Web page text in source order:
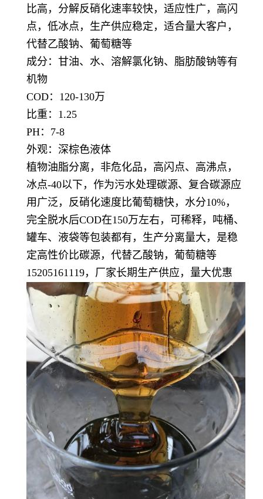
比高，分解反硝化速率较快，适应性广，高闪
点，低冰点，生产供应稳定，适合量大客户，
代替乙酸钠、葡萄糖等
成分：甘油、水、溶解氯化钠、脂肪酸钠等有
机物
COD：120-130万
比重：1.25
PH：7-8
外观：深棕色液体
植物油脂分离，非危化品，高闪点、高沸点，
冰点-40以下，作为污水处理碳源、复合碳源应
用广泛，反硝化速度比葡萄糖快，水分10%，
完全脱水后COD在150万左右，可稀释，吨桶、
罐车、液袋等包装都有，生产分离量大，是稳
定高性价比碳源，代替乙酸钠，葡萄糖等
15205161119，厂家长期生产供应，量大优惠